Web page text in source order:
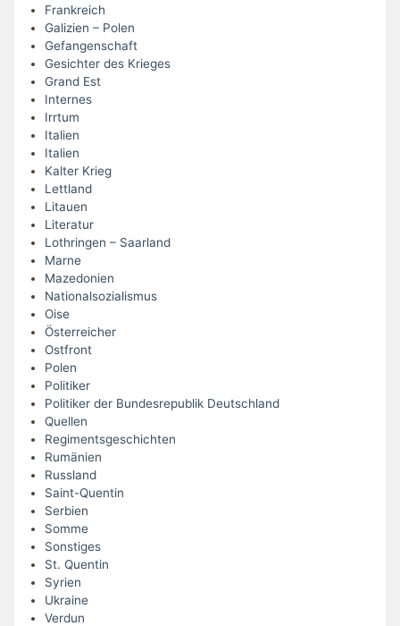
Frankreich
Galizien – Polen
Gefangenschaft
Gesichter des Krieges
Grand Est
Internes
Irrtum
Italien
Italien
Kalter Krieg
Lettland
Litauen
Literatur
Lothringen – Saarland
Marne
Mazedonien
Nationalsozialismus
Oise
Österreicher
Ostfront
Polen
Politiker
Politiker der Bundesrepublik Deutschland
Quellen
Regimentsgeschichten
Rumänien
Russland
Saint-Quentin
Serbien
Somme
Sonstiges
St. Quentin
Syrien
Ukraine
Verdun